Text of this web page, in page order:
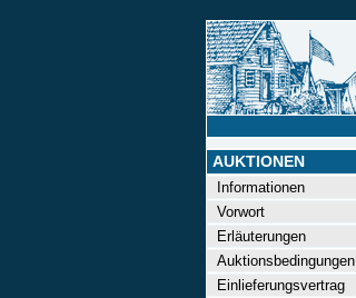
AUKTIONEN
Informationen
Vorwort
Erläuterungen
Auktionsbedingungen
Einlieferungsvertrag